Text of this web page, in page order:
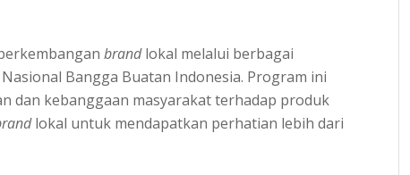
brandlokal melalui berbagai
Bangga Buatan Indonesia. Program ini
dan kebanggaan masyarakat terhadap produk
lokal untuk mendapatkan perhatian lebih dari